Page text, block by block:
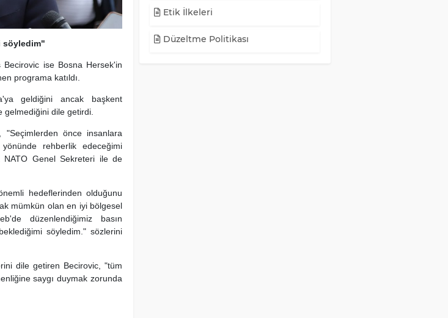
söyledim"
Becirovic ise Bosna Hersek'in
programa katıldı.
geldiğini ancak başkent
gelmediğini dile getirdi.
önce insanlara
rehberlik edeceğimi
Genel Sekreteri ile de
hedeflerinden olduğunu
mümkün olan en iyi bölgesel
düzenlendiğimiz basın
söyledim." sözlerini
dile getiren Becirovic, "tüm
saygı duymak zorunda
Etik İlkeleri
Düzeltme Politikası